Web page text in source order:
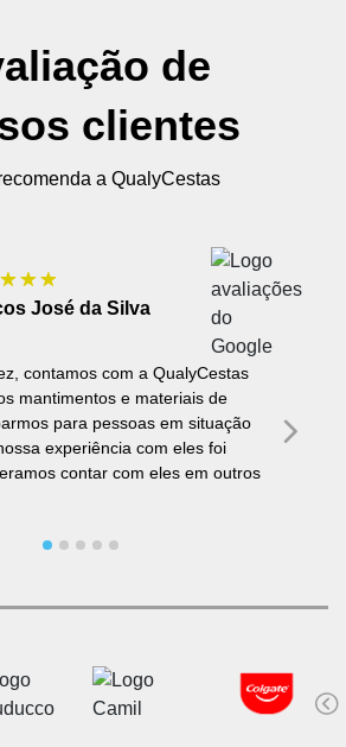
de
clientes
a QualyCestas
José da Silva
contamos com a QualyCestas
mantimentos e materiais de
para pessoas em situação
experiência com eles foi
contar com eles em outros